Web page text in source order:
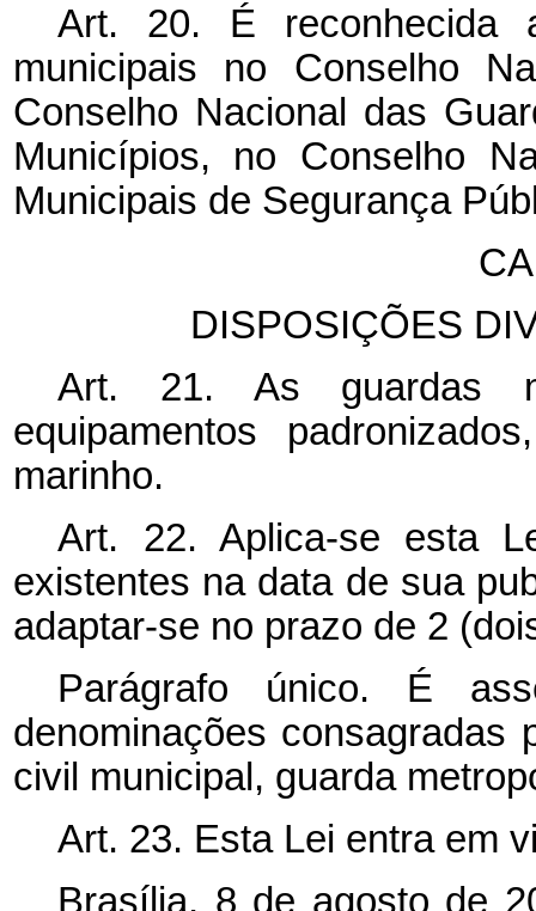
Art. 20. É reconhecida
municipais no Conselho
Conselho Nacional das
Municípios, no Conselho
Municipais de Segurança
DISPOSIÇÕES
Art. 21. As guardas
equipamentos
marinho.
Art. 22. Aplica-se esta
existentes na data de sua
adaptar-se no prazo de 2
Parágrafo único. É
denominações consagradas
civil municipal, guarda
Art. 23. Esta Lei entra em
Brasília, 8 de agosto de